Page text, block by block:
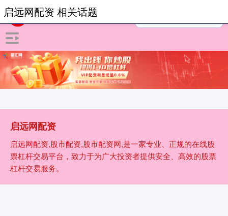
启远网配资
启远网配资,股市配资,股市配资网,是一家专业、正规的在线股
票杠杆交易平台，致力于为广大投资者提供安全、高效的股票
杠杆交易服务。
启远网配资 相关话题